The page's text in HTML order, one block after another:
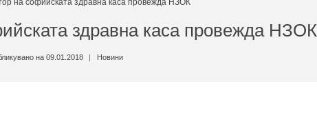
на софийската здравна каса провежда НЗОК
здравна каса провежда НЗОК
на 09.01.2018 Новини